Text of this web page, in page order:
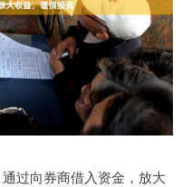
过向券商借入资金，放大